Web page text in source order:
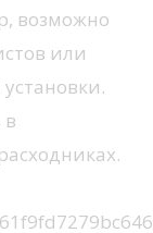
возможно
или
в